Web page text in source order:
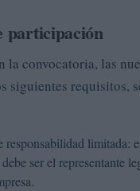
participación
la convocatoria, las
siguientes requisitos,
responsabilidad limitada:
ser el representante